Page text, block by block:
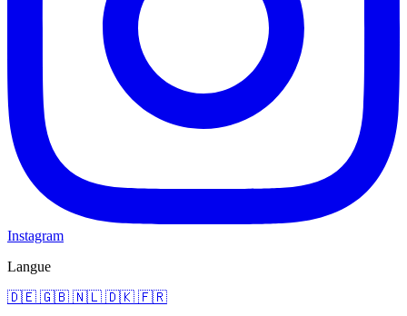
Instagram
Langue
🇩🇪 🇬🇧 🇳🇱 🇩🇰 🇫🇷